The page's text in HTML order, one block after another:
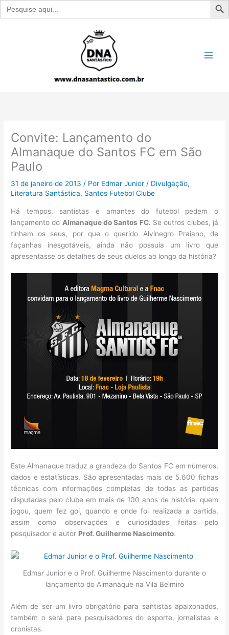
Search
for:
Convite: Lançamento do
Almanaque do Santos FC em São
Paulo
31 de janeiro de 2013/ Por Edmar Junior/ Divulgação,
Literatura Santástica, Santos Futebol Clube
Há tempos, santistas e amantes do futebol pedem o
lançamento do Almanaque do Santos FC. Se outros clubes, já
tinham os seus, por que o querido Alvinegro Praiano, de
façanhas inesgotáveis, ainda não possuía um livro que
apresentasse os detalhes de seus duelos ao longo da história?
Este Almanaque traduz a grandeza do Santos FC em números,
dados e estatísticas. São apresentadas mais de 5.600 fichas
técnicas com informações completas de todas as partidas
disputadas pelo clube em mais de 100 anos de história: quem
jogou, quem fez gol, quando e onde foi realizada a partida,
assim como observações e curiosidades feitas pelo
pesquisador e autor Prof. Guilherme Nascimento.
Edmar Junior e o Prof. Guilherme Nascimento durante o
lançamento do Almanaque na Vila Belmiro
Além de ser um livro obrigatório para santistas apaixonados,
também o será para pesquisadores do esporte, jornalistas e
cronistas.